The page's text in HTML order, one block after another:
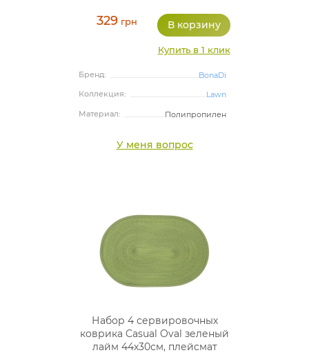
329грн
Купить в 1 клик
Бренд:
BonaDi
Коллекция:
Lawn
Материал:
Полипропилен
У меня вопрос
Набор 4 сервировочных
коврика Casual Oval зеленый
лайм 44х30см, плейсмат